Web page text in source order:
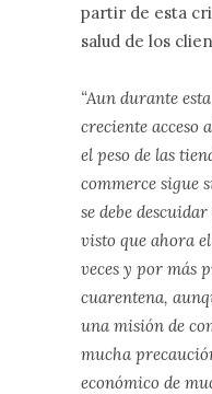
partir de esta
salud de los
“Aun durante
creciente acceso
el peso de las
commerce sigue
se debe
visto que ahora
veces y por más
cuarentena,
una misión de
mucha
económico de